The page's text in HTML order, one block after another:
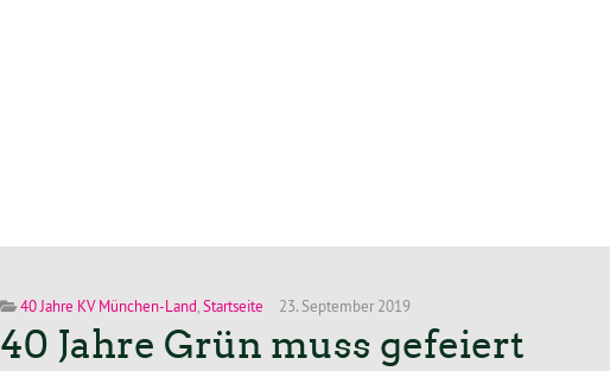
40 Jahre KV München-Land,Startseite 23. September 2019
40 Jahre Grün muss gefeiert